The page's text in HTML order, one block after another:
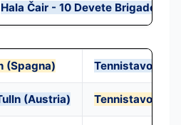
Hala Čair - 10 Devete Brigade -
(Spagna) Tennistavolo
(Austria) Tennistavolo